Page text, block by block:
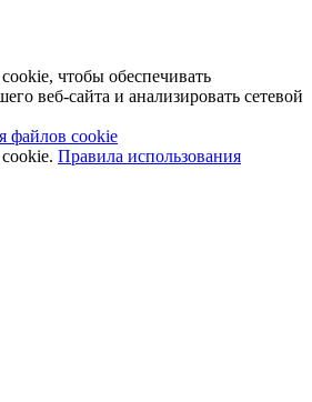
чтобы обеспечивать
веб-сайта и анализировать сетевой
файлов cookie
Правила использования